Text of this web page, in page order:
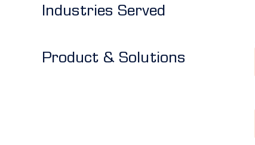
Industries Served
Product & Solutions